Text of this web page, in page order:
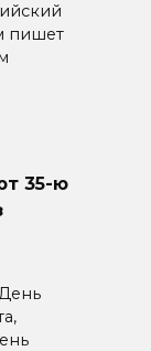
пишет
35-ю